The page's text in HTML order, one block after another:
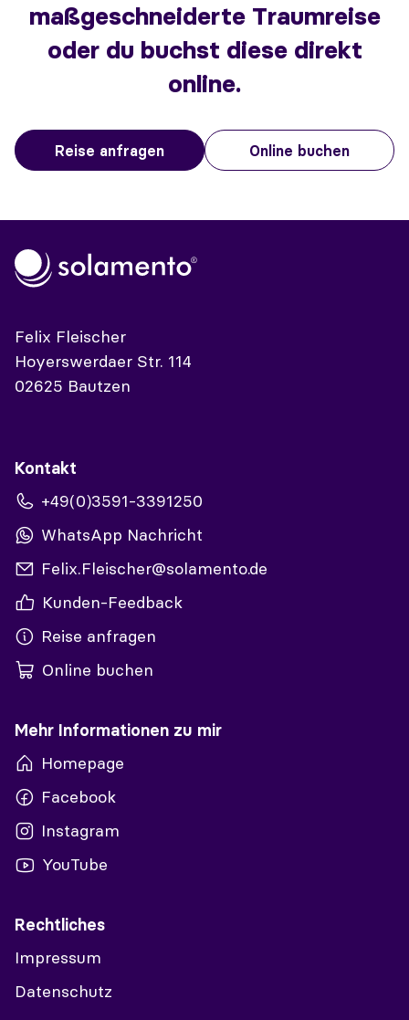
maßgeschneiderte Traumreise
oder du buchst diese direkt
online.
Reise anfragen Online buchen
Felix Fleischer
Hoyerswerdaer Str. 114
02625 Bautzen
Kontakt
+49(0)3591-3391250
WhatsApp Nachricht
Felix.Fleischer@solamento.de
Kunden-Feedback
Reise anfragen
Online buchen
Mehr Informationen zu mir
Homepage
Facebook
Instagram
YouTube
Rechtliches
Impressum
Datenschutz